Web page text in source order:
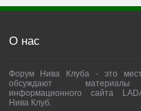
О нас
Форум Нива Клуба - это
обсуждают
информационного сайта
Нива Клуб.